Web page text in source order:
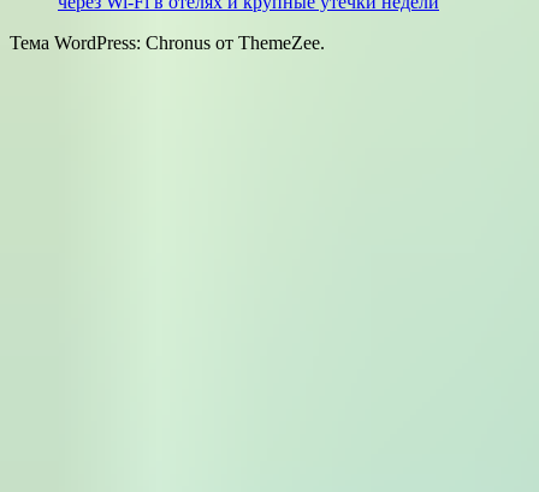
Тема WordPress: Chronus от ThemeZee.